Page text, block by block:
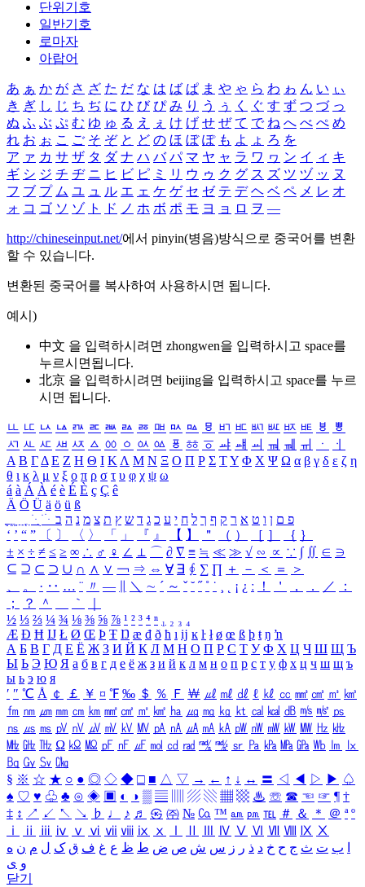
단위기호
일반기호
로마자
아랍어
あ ぁ か が さ ざ た だ な は ば ぱ ま や ゃ ら わ ゎ ん い ぃ
き ぎ し じ ち ぢ に ひ び ぴ み り う ぅ く ぐ す ず つ づ っ
ぬ ふ ぶ ぷ む ゆ ゅ る え ぇ け げ せ ぜ て で ね へ べ ぺ め
れ お ぉ こ ご そ ぞ と ど の ほ ぼ ぽ も よ ょ ろ を
ア ァ カ サ ザ タ ダ ナ ハ バ パ マ ヤ ャ ラ ワ ヮ ン イ ィ キ
ギ シ ジ チ ヂ ニ ヒ ビ ピ ミ リ ウ ゥ ク グ ス ズ ツ ヅ ッ ヌ
フ ブ プ ム ユ ュ ル エ ェ ケ ゲ セ ゼ テ デ ヘ ベ ペ メ レ オ
ォ コ ゴ ソ ゾ ト ド ノ ホ ボ ポ モ ヨ ョ ロ ヲ ―
http://chineseinput.net/에서 pinyin(병음)방식으로 중국어를 변환
할 수 있습니다.
변환된 중국어를 복사하여 사용하시면 됩니다.
예시)
中文 을 입력하시려면 zhongwen을 입력하시고 space를
누르시면됩니다.
北京 을 입력하시려면 beijing을 입력하시고 space를 누르
시면 됩니다.
ㅥ ㅦ ㅧ ㅨ ㅩ ㅪ ㅫ ㅬ ㅭ ㅮ ㅯ ㅰ ㅱ ㅲ ㅳ ㅴ ㅵ ㅶ ㅷ ㅸ
ㅹ
ㅺ ㅻ ㅼ ㅽ ㅾ ㅿ ㆀ ㆁ ㆂ ㆃ ㆄ ㆅ ㆆ ㆇ ㆈ ㆉ ㆊ ㆋ ㆌ ㆍ
ㆎ
Α Β ΓΔ Ε Ζ Η Θ Ι ΚΛ Μ Ν Ξ Ο Π Ρ Σ ΤΥ Φ Χ Ψ Ω α β γ δ ε ζ η
θ ι κ λ μ ν ξ ο π ρ σ τ υ φ χ ψ ω
á à Á À é è É È ç Ç ê
Ä Ö Ü ä ö ü ß
ִֶֹ ֻּ ׁׂ פ ם ן ו ט א ר ק ף ך ל ח י ע כ ג ד ש ץ ת צ מ נ ה ב
‘ ’ “ ” 〔 〕 〈 〉 「 」 『 』 【 】 ＂ （ ） ［ ］ ｛ ｝
± × ÷ ≠ ≤ ≥ ∞ ∴ ♂ ♀ ∠ ⊥ ⌒ ∂ ∇ ≡ ≒ ≪ ≫ √ ∽ ∝ ∵ ∫ ∬ ∈ ∋
⊆ ⊇ ⊂ ⊃ ∪ ∩ ∧ ∨ ￢ ⇒ ⇔ ∀ ∃ ∮ ∑ ∏ ＋ － ＜ ＝
＞
、
。 · ‥ … ¨ 〃 ― ＼ ∼ ´ ～ ˇ ˘ ˝ ˚ ˙ ¸ ¡ ¿ ː ！ ＇ ， ． ／
：
；
？ ＾ ｀
½ ⅓ ⅔ ¼ ¾ ⅛ ⅜ ⅝ ⅞ ¹ ² ³ ⁴ ⁿ ₁ ₂ ₃ ₄
Æ Ð Ħ Ĳ Ł Ø Œ Þ Ŧ Ŋ æ đ ð ħ ı ĳ ĸ ŀ ł ø œ ß þ ŧ ŋ ŉ
А Б В Г Д Е Ё Ж З И Й К Л М Н О П Р С Т У Ф Х Ц Ч Ш Щ Ъ
Ы Ь Э Ю Я а б в г д е ё ж з и й к л м н о п р с т у ф х ц ч ш щ ъ
ы ь э ю я
′ ″ ℃ Å ￠ ￡ ￥ ¤ ℉ ‰ ＄ ％ Ｆ ￦ ㎕ ㎖ ㎗ ℓ ㎘ ㏄ ㎣ ㎤ ㎥ ㎦
㎙ ㎚ ㎛ ㎜ ㎝ ㎞ ㎟ ㎠ ㎡ ㎢ ㏊ ㎍ ㎎ ㎏ ㏏ ㎈ ㎉ ㏈ ㎧ ㎨ ㎰
㎱ ㎲ ㎳ ㎴ ㎵ ㎶ ㎷ ㎸ ㎹ ㎀ ㎁ ㎂ ㎃ ㎄ ㎺ ㎻ ㎽ ㎾ ㎿ ㎐ ㎑
㎒ ㎓ ㎔ Ω ㏀ ㏁ ㎊ ㎋ ㎌ ㏖ ㏅ ㎭ ㎮ ㎯ ㏛ ㎩ ㎪ ㎫ ㎬ ㏝ ㏐
㏓
㏃ ㏉ ㏜ ㏆
§ ※ ☆ ★ ○ ● ◎ ◇ ◆ □ ■ △ ▽ → ← ↑ ↓ ↔ 〓 ◁ ◀ ▷ ▶ ♤
♠ ♡ ♥ ♧ ♣ ⊙ ◈ ▣ ◐ ◑ ▒ ▤ ▨ ▧ ▦ ▩ ♨ ☏ ☎ ☜ ☞ ¶ †
‡ ↕ ↗ ↙ ↖ ↘ ♭ ♩ ♪ ♬ ㉿ ㈜ № ㏇ ™ ㏂ ㏘ ℡ ＃ ＆ ＊ ＠ ª º
ⅰ
ⅱ ⅲ ⅳ ⅴ ⅵ ⅶ ⅷ ⅸ ⅹ Ⅳ Ⅴ Ⅵ Ⅶ Ⅷ Ⅸ Ⅹ
ب ت ث ج ح خ د ذ ر ز س ش ص ض ط ظ ع غ ف ق ک ل م ن ه
و ی
닫기